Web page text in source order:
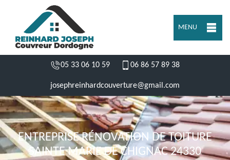
MENU
05 33 06 10 59 06 86 57 89 38
josephreinhardcouverture@gmail.com
ENTREPRISE RÉNOVATION DE TOITURE
SAINTE MARIE DE CHIGNAC 24330